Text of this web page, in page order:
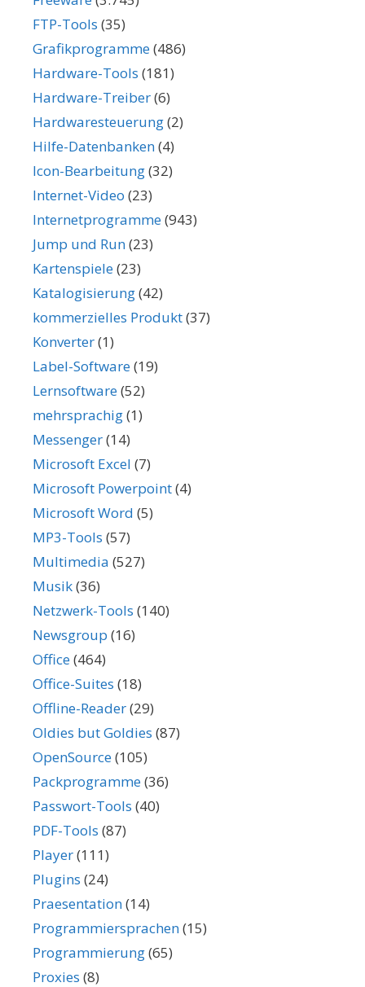
FTP-Tools (35)
Grafikprogramme(486)
Hardware-Tools (181)
Hardware-Treiber(6)
Hardwaresteuerung(2)
Hilfe-Datenbanken(4)
Icon-Bearbeitung(32)
Internet-Video (23)
Internetprogramme(943)
Jump und Run(23)
Kartenspiele(23)
Katalogisierung(42)
kommerzielles Produkt(37)
Konverter(1)
Label-Software(19)
Lernsoftware(52)
mehrsprachig(1)
Messenger(14)
Microsoft Excel (7)
Microsoft Powerpoint(4)
Microsoft Word (5)
MP3-Tools (57)
Multimedia (527)
Musik(36)
Netzwerk-Tools (140)
Newsgroup (16)
Office(464)
Office-Suites (18)
Offline-Reader(29)
Oldies but Goldies (87)
OpenSource(105)
Packprogramme(36)
Passwort-Tools (40)
PDF-Tools (87)
Player(111)
Plugins (24)
Praesentation(14)
Programmiersprachen(15)
Programmierung(65)
Proxies (8)